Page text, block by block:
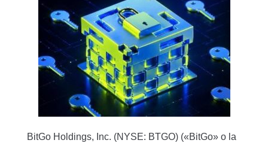
BitGo Holdings, Inc. (NYSE: BTGO) («BitGo» o la